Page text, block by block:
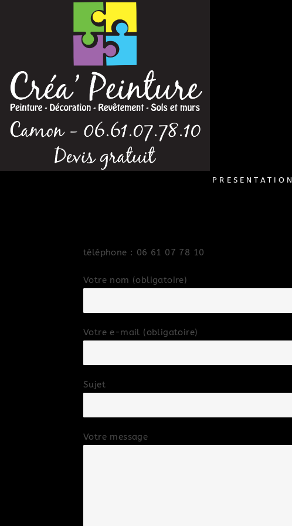
PRESENTATION
téléphone : 06 61 07 78 10
Votre nom (obligatoire)
Votre e-mail (obligatoire)
Sujet
Votre message